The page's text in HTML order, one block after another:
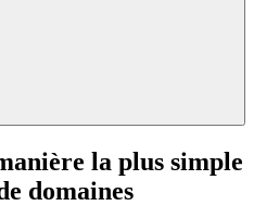
la plus simple
domaines